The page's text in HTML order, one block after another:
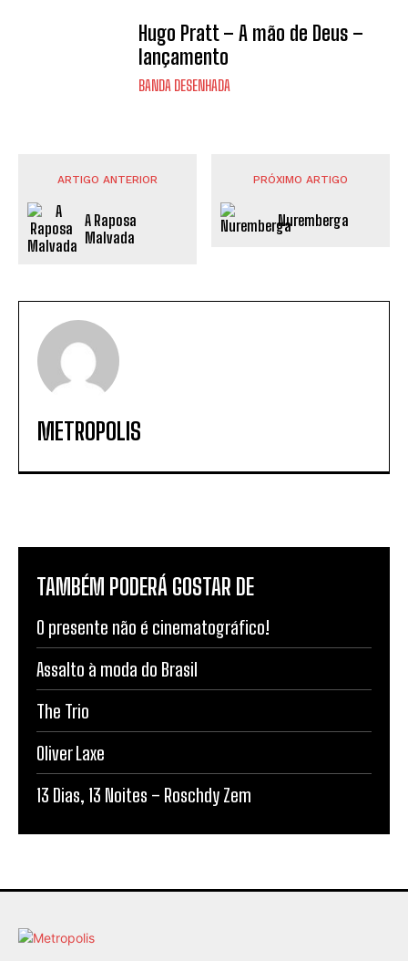
Hugo Pratt – A mão de Deus –
lançamento
BANDA DESENHADA
ARTIGO ANTERIOR
A Raposa
Malvada
PRÓXIMO ARTIGO
Nuremberga
METROPOLIS
TAMBÉM PODERÁ GOSTAR DE
O presente não é cinematográfico!
Assalto à moda do Brasil
The Trio
Oliver Laxe
13 Dias, 13 Noites – Roschdy Zem